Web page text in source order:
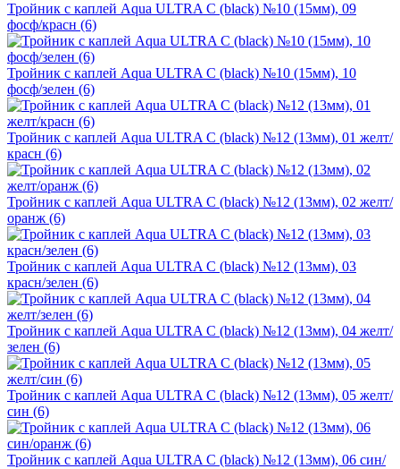
Тройник с каплей Aqua ULTRA C (black) №10 (15мм), 09
фосф/красн (6)
Тройник с каплей Aqua ULTRA C (black) №10 (15мм), 10
фосф/зелен (6)
Тройник с каплей Aqua ULTRA C (black) №12 (13мм), 01 желт/
красн (6)
Тройник с каплей Aqua ULTRA C (black) №12 (13мм), 02 желт/
оранж (6)
Тройник с каплей Aqua ULTRA C (black) №12 (13мм), 03
красн/зелен (6)
Тройник с каплей Aqua ULTRA C (black) №12 (13мм), 04 желт/
зелен (6)
Тройник с каплей Aqua ULTRA C (black) №12 (13мм), 05 желт/
син (6)
Тройник с каплей Aqua ULTRA C (black) №12 (13мм), 06 син/